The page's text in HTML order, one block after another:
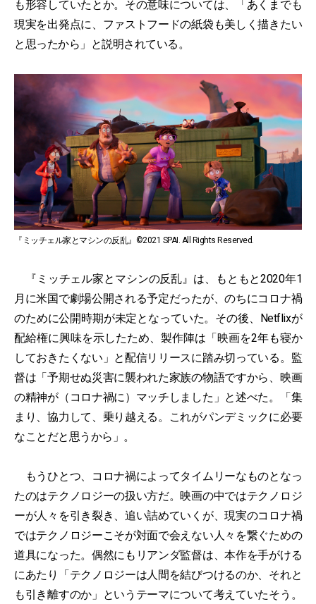
も形容していたとか。その意味については、「あくまでも
現実を出発点に、ファストフードの紙袋も美しく描きたい
と思ったから」と説明されている。
『ミッチェル家とマシンの反乱』©2021 SPAI. All Rights Reserved.
『ミッチェル家とマシンの反乱』は、もともと2020年1
月に米国で劇場公開される予定だったが、のちにコロナ禍
のために公開時期が未定となっていた。その後、Netflixが
配給権に興味を示したため、製作陣は「映画を2年も寝か
しておきたくない」と配信リリースに踏み切っている。監
督は「予期せぬ災害に襲われた家族の物語ですから、映画
の精神が（コロナ禍に）マッチしました」と述べた。「集
まり、協力して、乗り越える。これがパンデミックに必要
なことだと思うから」。
もうひとつ、コロナ禍によってタイムリーなものとなっ
たのはテクノロジーの扱い方だ。映画の中ではテクノロジ
ーが人々を引き裂き、追い詰めていくが、現実のコロナ禍
ではテクノロジーこそが対面で会えない人々を繋ぐための
道具になった。偶然にもリアンダ監督は、本作を手がける
にあたり「テクノロジーは人間を結びつけるのか、それと
も引き離すのか」というテーマについて考えていたそう。